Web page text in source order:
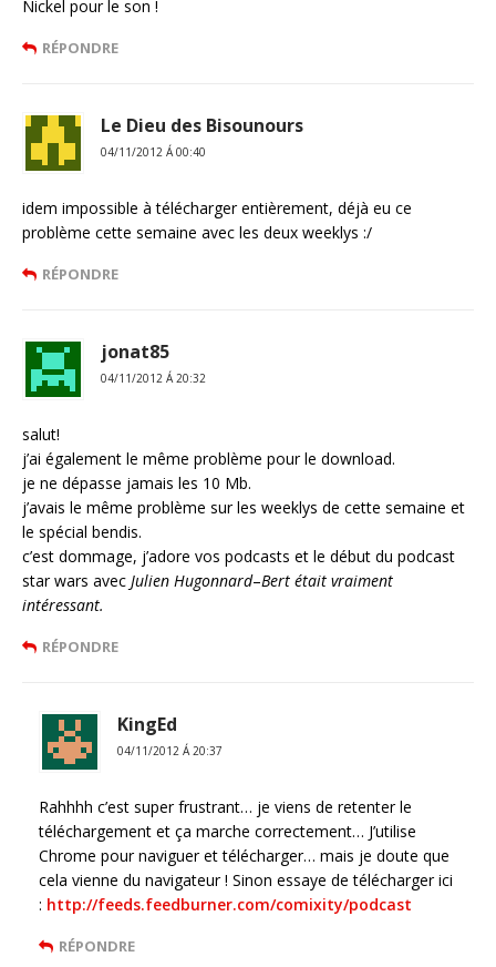
Nickel pour le son !
RÉPONDRE
Le Dieu des Bisounours
04/11/2012 Á 00:40
idem impossible à télécharger entièrement, déjà eu ce
problème cette semaine avec les deux weeklys :/
RÉPONDRE
jonat85
04/11/2012 Á 20:32
salut!
j’ai également le même problème pour le download.
je ne dépasse jamais les 10 Mb.
j’avais le même problème sur les weeklys de cette semaine et
le spécial bendis.
c’est dommage, j’adore vos podcasts et le début du podcast
star wars avec Julien Hugonnard–Bert était vraiment
intéressant.
RÉPONDRE
KingEd
04/11/2012 Á 20:37
Rahhhh c’est super frustrant… je viens de retenter le
téléchargement et ça marche correctement… J’utilise
Chrome pour naviguer et télécharger… mais je doute que
cela vienne du navigateur ! Sinon essaye de télécharger ici
: http://feeds.feedburner.com/comixity/podcast
RÉPONDRE